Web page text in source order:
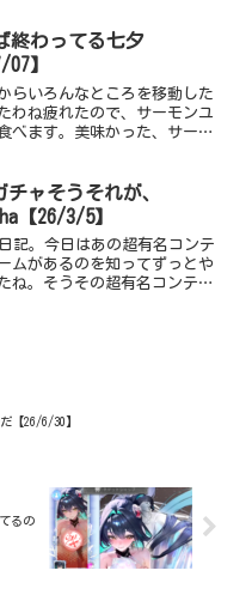
終わってる七夕
07】
らいろんなところを移動した
わね疲れたので、サーモンユ
べます。美味かった、サーモ
われてみればそうじゃん！っ
ういうの前...
ャそうそれが、
【26/3/5】
記。今日はあの超有名コンテ
ムがあるのを知ってずっとや
ね。そうその超有名コンテン
【26/6/30】
るの